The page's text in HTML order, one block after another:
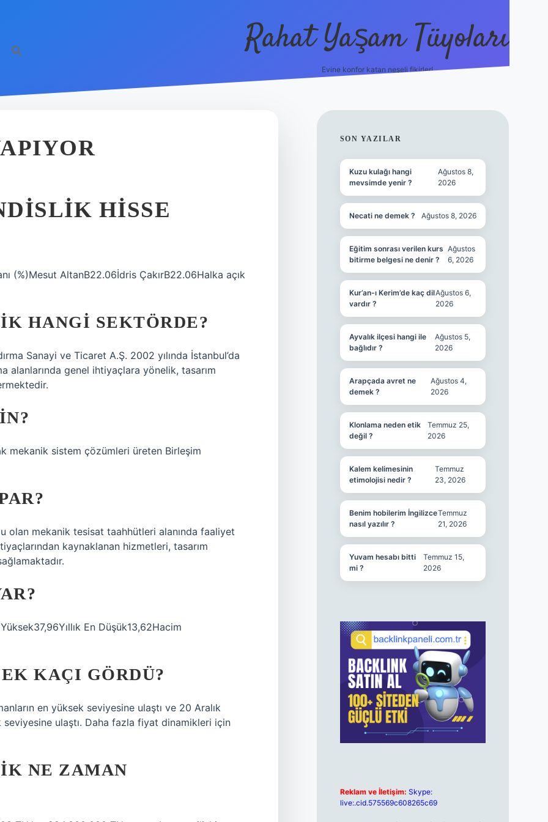
Rahat Yaşam Tüyoları
Evine konfor katan neşeli fikirler!
HISSE
(%)Mesut AltanB22.06İdris ÇakırB22.06Halka açık
HANGI SEKTÖRDE?
Sanayi ve Ticaret A.Ş. 2002 yılında İstanbul’da
alanlarında genel ihtiyaçlara yönelik, tasarım
mekanik sistem çözümleri üreten Birleşim
olan mekanik tesisat taahhütleri alanında faaliyet
kaynaklanan hizmetleri, tasarım
En Düşük13,62Hacim
KAÇI GÖRDÜ?
en yüksek seviyesine ulaştı ve 20 Aralık
seviyesine ulaştı. Daha fazla fiyat dinamikleri için
NE ZAMAN
SIDEBAR
SON YAZILAR
Kuzu kulağı hangi
mevsimde yenir ?
Ağustos 8,
2026
Necati ne demek ? Ağustos 8, 2026
Eğitim sonrası verilen kurs
bitirme belgesi ne denir ?
Ağustos
6, 2026
Kur’an-ı Kerim’de kaç dil
vardır ?
Ağustos 6,
2026
Ayvalık ilçesi hangi ile
bağlıdır ?
Ağustos 5,
2026
Arapçada avret ne
demek ?
Ağustos 4,
2026
Klonlama neden etik
değil ?
Temmuz 25,
2026
Kalem kelimesinin
etimolojisi nedir ?
Temmuz
23, 2026
Benim hobilerim İngilizce
nasıl yazılır ?
Temmuz
21, 2026
Yuvam hesabı bitti
mi ?
Temmuz 15,
2026
Reklam ve İletişim: Skype:
live:.cid.575569c608265c69
ilbet canlı maç izle